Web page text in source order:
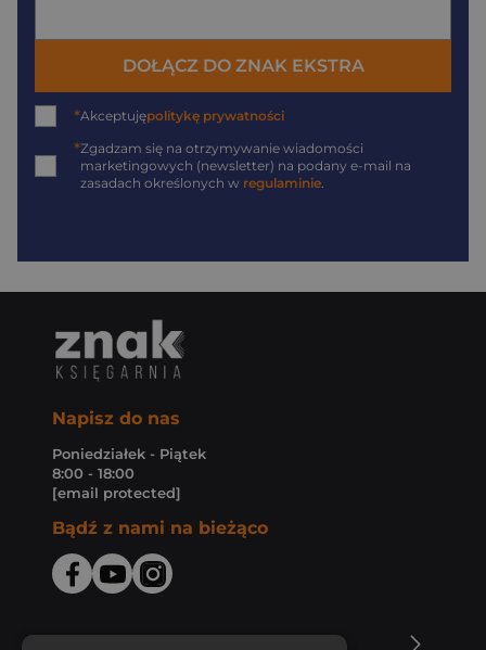
DOŁĄCZ DO ZNAK EKSTRA
*Akceptujępolitykę prywatności
*Zgadzam się na otrzymywanie wiadomości
marketingowych (newsletter) na podany e-mail na
zasadach określonych w regulaminie
Napisz do nas
Poniedziałek - Piątek
8:00 - 18:00
[email protected]
Bądź z nami na bieżąco